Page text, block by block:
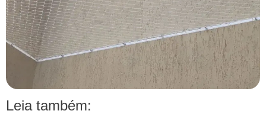
Leia também: